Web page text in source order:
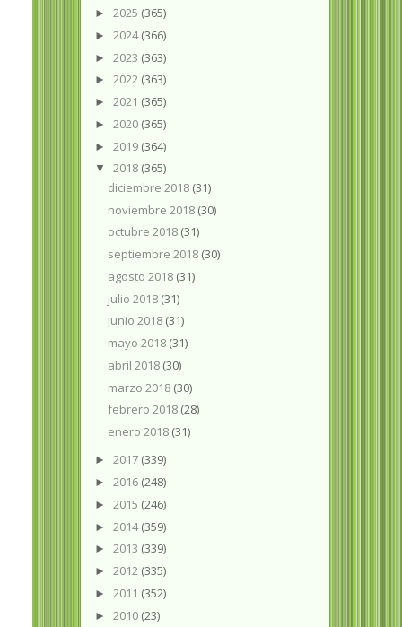
► 2025 (365)
► 2024(366)
► 2023 (363)
► 2022 (363)
► 2021 (365)
► 2020 (365)
► 2019 (364)
▼ 2018 (365)
diciembre 2018 (31)
noviembre 2018 (30)
octubre 2018 (31)
septiembre 2018 (30)
agosto 2018 (31)
julio 2018 (31)
junio 2018 (31)
mayo 2018 (31)
abril 2018 (30)
marzo 2018 (30)
febrero 2018 (28)
enero 2018 (31)
► 2017 (339)
► 2016 (248)
► 2015 (246)
► 2014(359)
► 2013 (339)
► 2012 (335)
► 2011 (352)
► 2010 (23)